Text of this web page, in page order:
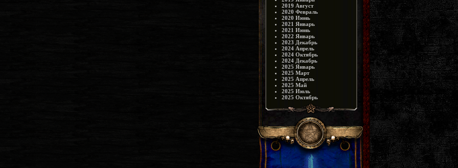
2019 Август
2020 Февраль
2020 Июнь
2021 Январь
2021 Июнь
2022 Январь
2023 Декабрь
2024 Апрель
2024 Октябрь
2024 Декабрь
2025 Январь
2025 Март
2025 Апрель
2025 Май
2025 Июль
2025 Октябрь